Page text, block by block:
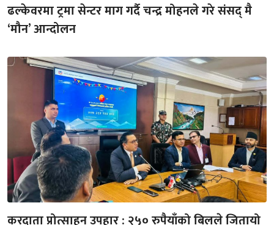
ढल्केवरमा ट्रमा सेन्टर माग गर्दै चन्द्र मोहनले गरे संसद् मै
‘मौन’ आन्दोलन
करदाता प्रोत्साहन उपहार : २५० रुपैयाँको बिलले जितायो